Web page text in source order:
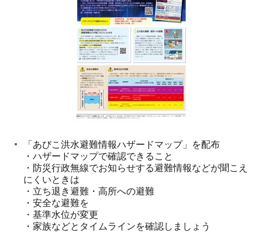
「あびこ洪水避難情報ハザードマップ」を配布
・ハザードマップで確認できること
・防災行政無線でお知らせする避難情報などが聞こえ
にくいときは
・立ち退き避難・高所への避難
・安全な避難を
・基準水位が変更
・家族などとタイムラインを確認しましょう